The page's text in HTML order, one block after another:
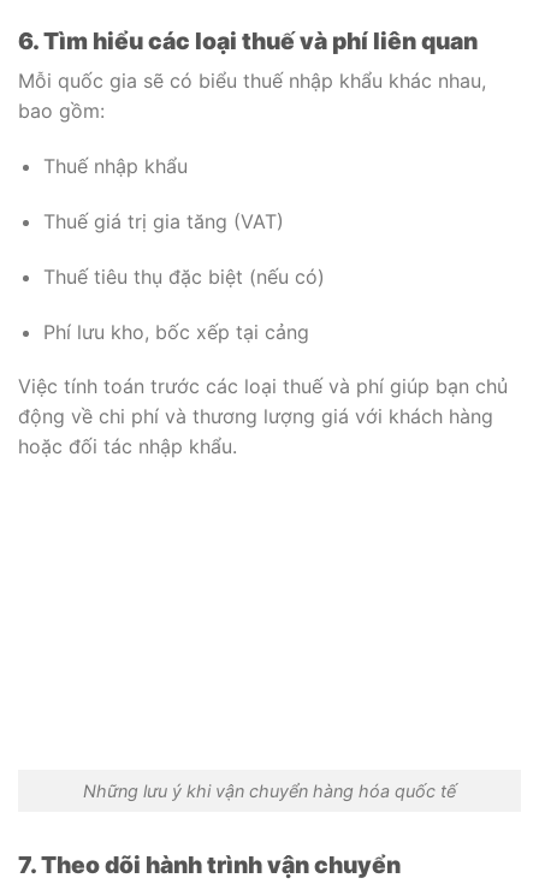
6. Tìm hiểu các loại thuế và phí liên quan
Mỗi quốc gia sẽ có biểu thuế nhập khẩu khác nhau,
bao gồm:
Thuế nhập khẩu
Thuế giá trị gia tăng (VAT)
Thuế tiêu thụ đặc biệt (nếu có)
Phí lưu kho, bốc xếp tại cảng
Việc tính toán trước các loại thuế và phí giúp bạn chủ
động về chi phí và thương lượng giá với khách hàng
hoặc đối tác nhập khẩu.
Những lưu ý khi vận chuyển hàng hóa quốc tế
7. Theo dõi hành trình vận chuyển